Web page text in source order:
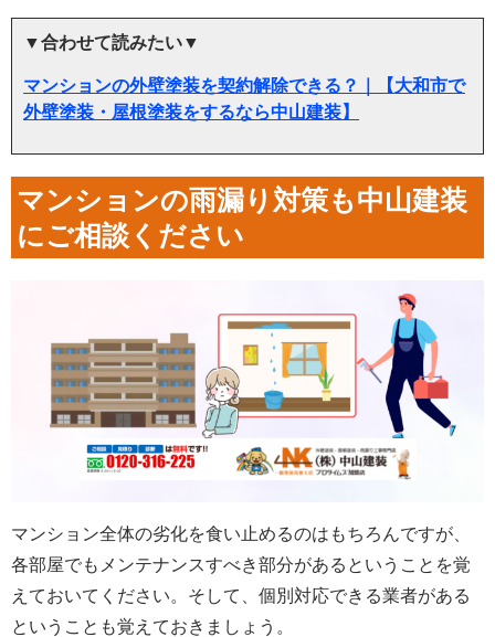
▼合わせて読みたい▼
マンションの外壁塗装を契約解除できる？｜【大和市で
外壁塗装・屋根塗装をするなら中山建装】
マンションの雨漏り対策も中山建装
にご相談ください
マンション全体の劣化を食い止めるのはもちろんですが、
各部屋でもメンテナンスすべき部分があるということを覚
えておいてください。そして、個別対応できる業者がある
ということも覚えておきましょう。